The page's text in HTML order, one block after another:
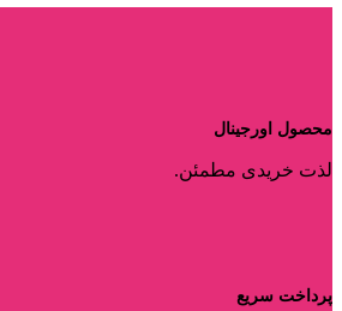
محصول اورجینال
لذت خریدی مطمئن.
پرداخت سریع